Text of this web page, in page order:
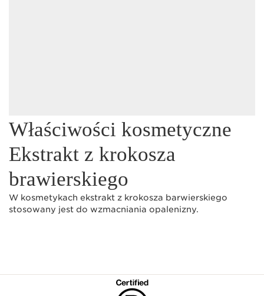
Właściwości kosmetyczne
Ekstrakt z krokosza
brawierskiego
W kosmetykach ekstrakt z krokosza barwierskiego
stosowany jest do wzmacniania opalenizny.